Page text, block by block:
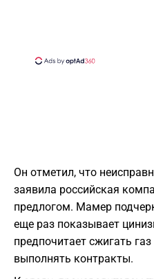
Он отметил, что
заявила российская
предлогом. Мамер
еще раз показывает
предпочитает сжигать
выполнять контракты.